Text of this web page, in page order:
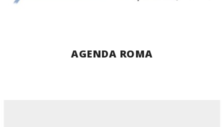
AGENDA ROMA